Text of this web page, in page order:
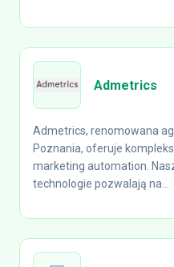
Admetrics
Admetrics, renomowana
Poznania, oferuje
marketing automation.
technologie pozwalają na...